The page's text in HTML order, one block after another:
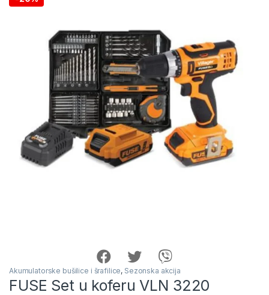
Akumulatorske bušilice i šrafilice, Sezonska akcija
FUSE Set u koferu VLN 3220